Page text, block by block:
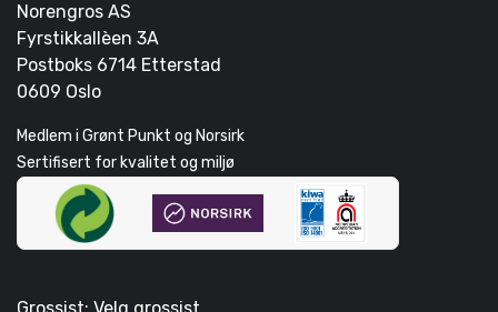
Norengros AS
Fyrstikkallèen 3A
Postboks 6714 Etterstad
0609 Oslo
Medlem i Grønt Punkt og Norsirk
Sertifisert for kvalitet og miljø